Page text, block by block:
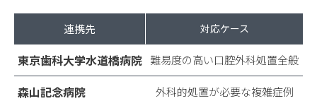
連携先 対応ケース
東京歯科大学水道橋病院 難易度の高い口腔外科処置全般
森山記念病院 外科的処置が必要な複雑症例